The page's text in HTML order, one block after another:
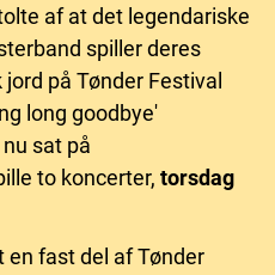
af at det legendariske
spiller deres
på Tønder Festival
long goodbye'
sat på
to koncerter, torsdag
en fast del af Tønder